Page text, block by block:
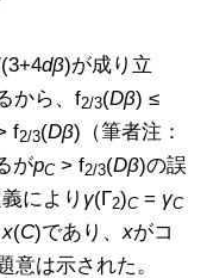
dβ)が成り立
から、f2/3(Dβ) ≤
f2/3(Dβ)（筆者注：
がpC> f2/3(Dβ)の誤
により γ(Γ2)C= γC
x(C)であり、 xがコ
意は示された。